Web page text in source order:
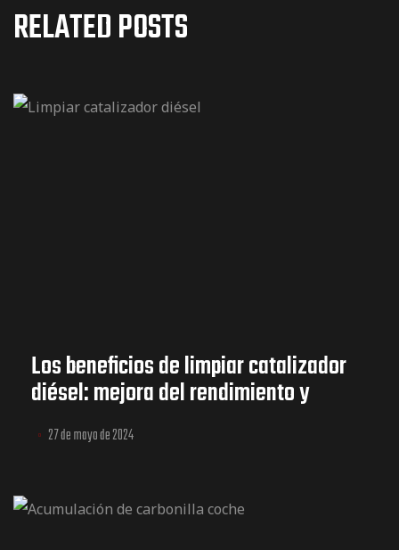
RELATED POSTS
Los beneficios de limpiar catalizador
diésel: mejora del rendimiento y
eficiencia del combustible
27 de mayo de 2024